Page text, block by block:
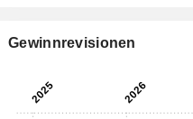
Gewinnrevisionen